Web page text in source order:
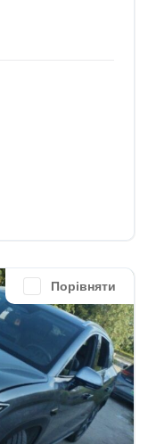
Порівняти